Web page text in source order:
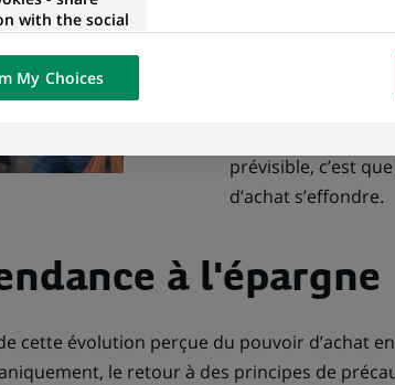
des Allemands le
sur deux déclare
les Espagnols, les
intermédiaire
Ce qui est
prévisible, c’est
d’achat s’effondre.
à l'épargne
cette évolution perçue du pouvoir d’achat
le retour à des principes de
with the social
propose the
on our website
hosted on a
My Choices